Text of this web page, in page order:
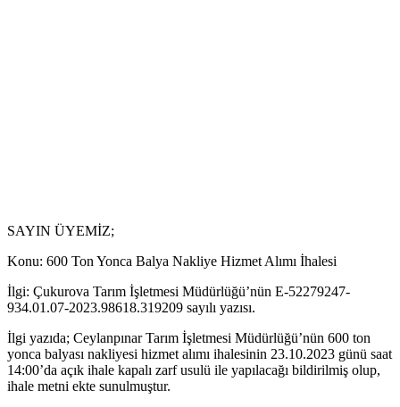
SAYIN ÜYEMİZ;
Konu: 600 Ton Yonca Balya Nakliye Hizmet Alımı İhalesi
İlgi: Çukurova Tarım İşletmesi Müdürlüğü’nün E-52279247-
934.01.07-2023.98618.319209 sayılı yazısı.
İlgi yazıda; Ceylanpınar Tarım İşletmesi Müdürlüğü’nün 600 ton
yonca balyası nakliyesi hizmet alımı ihalesinin 23.10.2023 günü saat
14:00’da açık ihale kapalı zarf usulü ile yapılacağı bildirilmiş olup,
ihale metni ekte sunulmuştur.